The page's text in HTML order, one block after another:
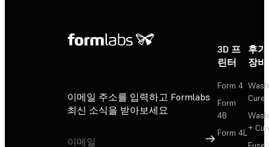
이메일 주소를 입력하고 Formlabs
최신 소식을 받아보세요
가입
3D 프
린터
Form 4
Form
4B
Form 4L
후
장비
Cure
+